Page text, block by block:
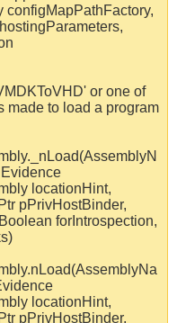
configMapPathFactory,
or one of
made to load a program
locationHint,
pPrivHostBinder,
forIntrospection,
locationHint,
pPrivHostBinder,